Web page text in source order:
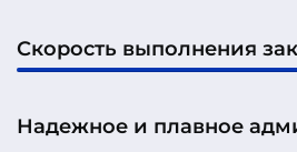
Скорость выполнения
Надежное и плавное